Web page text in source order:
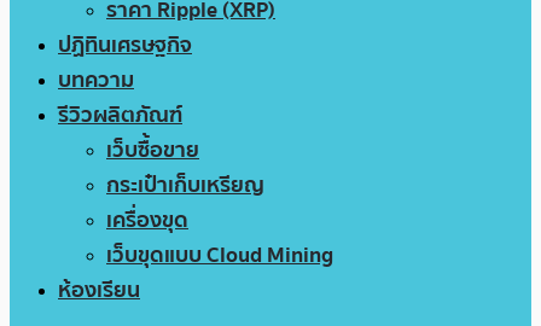
ราคา Ripple (XRP)
ปฏิทินเศรษฐกิจ
บทความ
รีวิวผลิตภัณฑ์
เว็บซื้อขาย
กระเป๋าเก็บเหรียญ
เครื่องขุด
เว็บขุดแบบ Cloud Mining
ห้องเรียน